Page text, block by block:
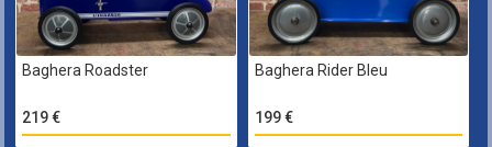
Baghera Roadster
219 €
Baghera Rider Bleu
199 €